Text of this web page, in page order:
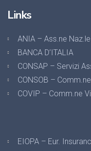
Links
ANIA – Ass.ne
BANCA D’ITALIA
CONSAP – Servizi
CONSOB –
COVIP – Comm.ne
EIOPA – Eur.